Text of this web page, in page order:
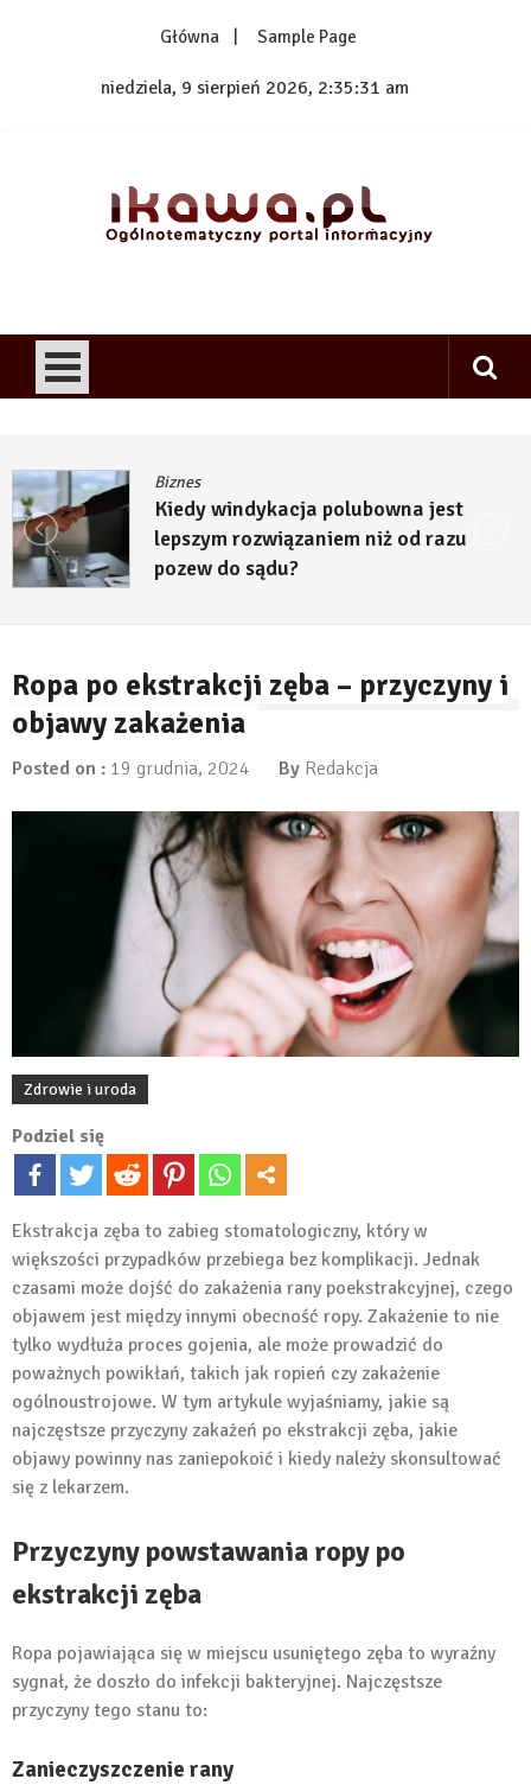
Główna Sample Page
niedziela, 9 sierpień 2026, 2:35:31 am
Biznes
Kiedy windykacja polubowna jest
lepszym rozwiązaniem niż od razu
pozew do sądu?
Ropa po ekstrakcji zęba – przyczyny i
objawy zakażenia
Posted on : 19 grudnia, 2024 By Redakcja
Zdrowie i uroda
Podziel się
Ekstrakcja zęba to zabieg stomatologiczny, który w
większości przypadków przebiega bez komplikacji. Jednak
czasami może dojść do zakażenia rany poekstrakcyjnej, czego
objawem jest między innymi obecność ropy. Zakażenie to nie
tylko wydłuża proces gojenia, ale może prowadzić do
poważnych powikłań, takich jak ropień czy zakażenie
ogólnoustrojowe. W tym artykule wyjaśniamy, jakie są
najczęstsze przyczyny zakażeń po ekstrakcji zęba, jakie
objawy powinny nas zaniepokoić i kiedy należy skonsultować
się z lekarzem.
Przyczyny powstawania ropy po
ekstrakcji zęba
Ropa pojawiająca się w miejscu usuniętego zęba to wyraźny
sygnał, że doszło do infekcji bakteryjnej. Najczęstsze
przyczyny tego stanu to:
Zanieczyszczenie rany